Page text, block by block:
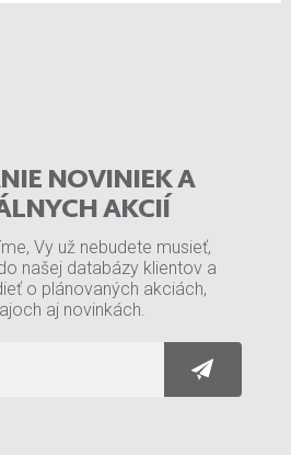
NOVINIEK A
AKCIÍ
Vy už nebudete musieť,
našej databázy klientov a
o plánovaných akciách,
aj novinkách.